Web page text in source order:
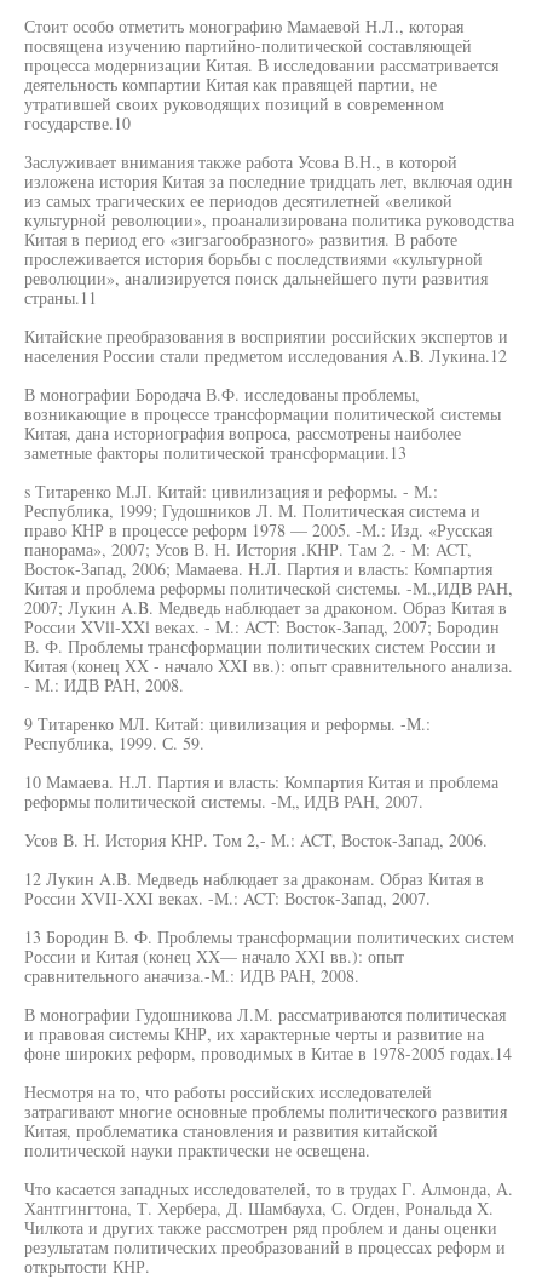
Стоит особо отметить монографию Мамаевой Н.Л., которая
посвящена изучению партийно-политической составляющей
процесса модернизации Китая. В исследовании рассматривается
деятельность компартии Китая как правящей партии, не
утратившей своих руководящих позиций в современном
государстве.10
Заслуживает внимания также работа Усова В.Н., в которой
изложена история Китая за последние тридцать лет, включая один
из самых трагических ее периодов десятилетней «великой
культурной революции», проанализирована политика руководства
Китая в период его «зигзагообразного» развития. В работе
прослеживается история борьбы с последствиями «культурной
революции», анализируется поиск дальнейшего пути развития
страны.11
Китайские преобразования в восприятии российских экспертов и
населения России стали предметом исследования A.B. Лукина.12
В монографии Бородача В.Ф. исследованы проблемы,
возникающие в процессе трансформации политической системы
Китая, дана историография вопроса, рассмотрены наиболее
заметные факторы политической трансформации.13
s Титаренко M.JI. Китай: цивилизация и реформы. - М.:
Республика, 1999; Гудошников Л. М. Политическая система и
право КНР в процессе реформ 1978 — 2005. -М.: Изд. «Русская
панорама», 2007; Усов В. Н. История .КНР. Там 2. - М: ACT,
Восток-Запад, 2006; Мамаева. Н.Л. Партия и власть: Компартия
Китая и проблема реформы политической системы. -М.,ИДВ РАН,
2007; Лукин A.B. Медведь наблюдает за драконом. Образ Китая в
России XVll-XXl веках. - М.: ACT: Восток-Запад, 2007; Бородин
В. Ф. Проблемы трансформации политических систем России и
Китая (конец XX - начало XXI вв.): опыт сравнительного анализа.
- М.: ИДВ РАН, 2008.
9 Титаренко МЛ. Китай: цивилизация и реформы. -М.:
Республика, 1999. С. 59.
10 Мамаева. Н.Л. Партия и власть: Компартия Китая и проблема
реформы политической системы. -М„ ИДВ РАН, 2007.
Усов В. Н. История КНР. Том 2,- М.: ACT, Восток-Запад, 2006.
12 Лукин A.B. Медведь наблюдает за драконам. Образ Китая в
России XVII-XXI веках. -М.: ACT: Восток-Запад, 2007.
13 Бородин В. Ф. Проблемы трансформации политических систем
России и Китая (конец XX— начало XXI вв.): опыт
сравнительного аначиза.-М.: ИДВ РАН, 2008.
В монографии Гудошникова Л.М. рассматриваются политическая
и правовая системы КНР, их характерные черты и развитие на
фоне широких реформ, проводимых в Китае в 1978-2005 годах.14
Несмотря на то, что работы российских исследователей
затрагивают многие основные проблемы политического развития
Китая, проблематика становления и развития китайской
политической науки практически не освещена.
Что касается западных исследователей, то в трудах Г. Алмонда, А.
Хантгингтона, Т. Хербера, Д. Шамбауха, С. Огден, Рональда X.
Чилкота и других также рассмотрен ряд проблем и даны оценки
результатам политических преобразований в процессах реформ и
открытости КНР.